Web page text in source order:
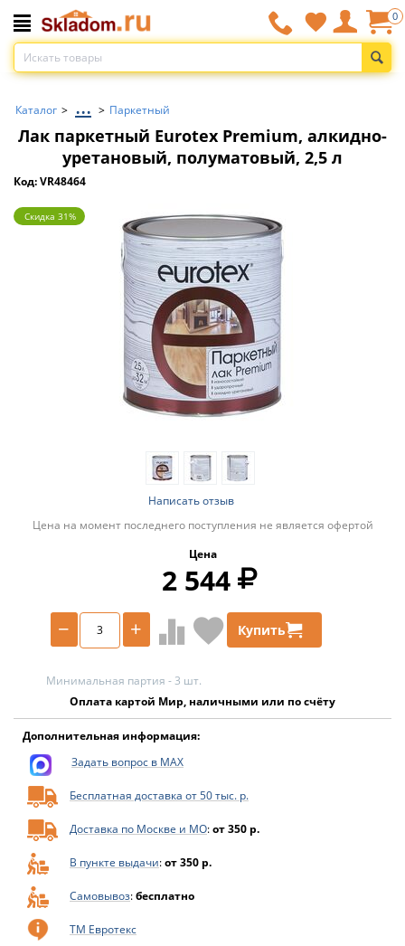
0
Каталог > ... > Паркетный
Лак паркетный Eurotex Premium, алкидно-
уретановый, полуматовый, 2,5 л
Код: VR48464
Скидка 31%
Написать отзыв
Цена на момент последнего поступления не является офертой
Цена
2 544
+
− Купить
Минимальная партия - 3 шт.
Оплата картой Мир, наличными или по счёту
Дополнительная информация:
Задать вопрос в MAX
Бесплатная доставка от 50 тыс. р.
Доставка по Москве и МО:от 350 р.
В пункте выдачи:от 350 р.
Самовывоз:бесплатно
ТМ Евротекс